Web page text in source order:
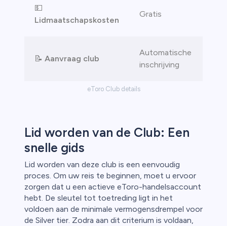
eToro Club details
💵
Lidmaatschapskosten
Gratis
📝 Aanvraag club
Automatische
inschrijving
Lid worden van de Club: Een
snelle gids
Lid worden van deze club is een eenvoudig
proces. Om uw reis te beginnen, moet u ervoor
zorgen dat u een actieve eToro-handelsaccount
hebt. De sleutel tot toetreding ligt in het
voldoen aan de minimale vermogensdrempel voor
de Silver tier. Zodra aan dit criterium is voldaan,